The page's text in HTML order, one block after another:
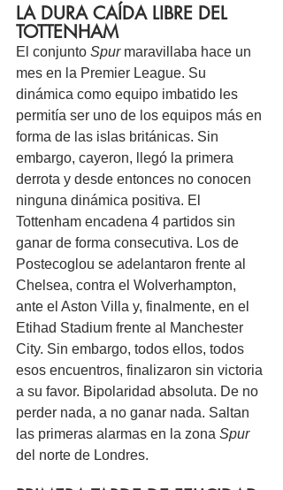
LA DURA CAÍDA LIBRE DEL
TOTTENHAM
El conjunto Spur maravillaba hace un
mes en la Premier League. Su
dinámica como equipo imbatido les
permitía ser uno de los equipos más en
forma de las islas británicas. Sin
embargo, cayeron, llegó la primera
derrota y desde entonces no conocen
ninguna dinámica positiva. El
Tottenham encadena 4 partidos sin
ganar de forma consecutiva. Los de
Postecoglou se adelantaron frente al
Chelsea, contra el Wolverhampton,
ante el Aston Villa y, finalmente, en el
Etihad Stadium frente al Manchester
City. Sin embargo, todos ellos, todos
esos encuentros, finalizaron sin victoria
a su favor. Bipolaridad absoluta. De no
perder nada, a no ganar nada. Saltan
las primeras alarmas en la zona Spur
del norte de Londres.